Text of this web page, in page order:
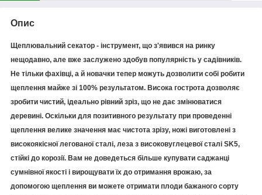
Опис
Щеплювальний секатор - інструмент, що з'явився на ринку
нещодавно, але вже заслужено здобув популярність у садівників.
Не тільки фахівці, а й новачки тепер можуть дозволити собі робити
щеплення майже зі 100% результатом. Висока гострота дозволяє
зробити чистий, ідеально рівний зріз, що не дає змінюватися
деревині. Оскільки для позитивного результату при проведенні
щеплення велике значення має чистота зрізу, ножі виготовлені з
високоякісної легованої сталі, леза з високовуглецевої сталі SK5,
стійкі до корозії. Вам не доведеться більше купувати саджанці
сумнівної якості і вирощувати їх до отримання врожаю, за
допомогою щеплення ви можете отримати плоди бажаного сорту